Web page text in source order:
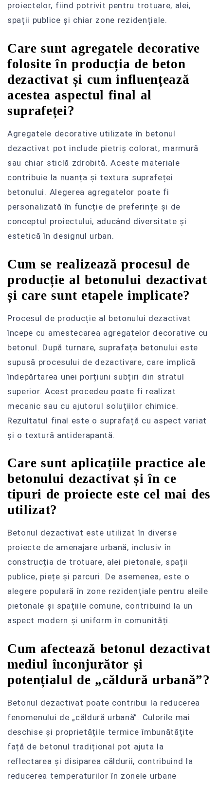
proiectelor, fiind potrivit pentru trotuare, alei,
spații publice și chiar zone rezidențiale.
Care sunt agregatele decorative
folosite în producția de beton
dezactivat și cum influențează
acestea aspectul final al
suprafeței?
Agregatele decorative utilizate în betonul
dezactivat pot include pietriș colorat, marmură
sau chiar sticlă zdrobită. Aceste materiale
contribuie la nuanța și textura suprafeței
betonului. Alegerea agregatelor poate fi
personalizată în funcție de preferințe și de
conceptul proiectului, aducând diversitate și
estetică în designul urban.
Cum se realizează procesul de
producție al betonului dezactivat
și care sunt etapele implicate?
Procesul de producție al betonului dezactivat
începe cu amestecarea agregatelor decorative cu
betonul. După turnare, suprafața betonului este
supusă procesului de dezactivare, care implică
îndepărtarea unei porțiuni subțiri din stratul
superior. Acest procedeu poate fi realizat
mecanic sau cu ajutorul soluțiilor chimice.
Rezultatul final este o suprafață cu aspect variat
și o textură antiderapantă.
Care sunt aplicațiile practice ale
betonului dezactivat și în ce
tipuri de proiecte este cel mai des
utilizat?
Betonul dezactivat este utilizat în diverse
proiecte de amenajare urbană, inclusiv în
construcția de trotuare, alei pietonale, spații
publice, piețe și parcuri. De asemenea, este o
alegere populară în zone rezidențiale pentru aleile
pietonale și spațiile comune, contribuind la un
aspect modern și uniform în comunități.
Cum afectează betonul dezactivat
mediul înconjurător și
potențialul de „căldură urbană”?
Betonul dezactivat poate contribui la reducerea
fenomenului de „căldură urbană”. Culorile mai
deschise și proprietățile termice îmbunătățite
față de betonul tradițional pot ajuta la
reflectarea și disiparea căldurii, contribuind la
reducerea temperaturilor în zonele urbane